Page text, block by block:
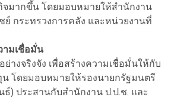
จมากขึ้น โดยมอบหมายให้สำนักงาน
ย์ กระทรวงการคลัง และหน่วยงานที่
ามเชื่อมั่น
างจริงจัง เพื่อสร้างความเชื่อมั่นให้กับ
โดยมอบหมายให้รองนายกรัฐมนตรี
) ประสานกับสำนักงาน ป.ป.ช. และ